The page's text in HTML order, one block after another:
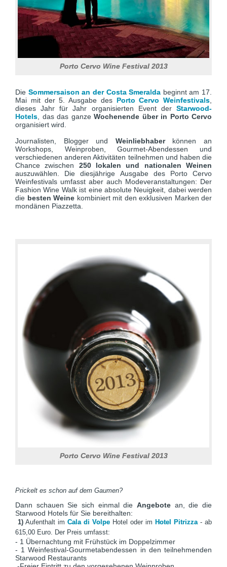
Porto Cervo Wine Festival 2013
Die Sommersaison an der Costa Smeralda beginnt am 17.
Mai mit der 5. Ausgabe des Porto Cervo Weinfestivals
dieses Jahr für Jahr organisierten Event der Starwood-
Hotels , das das ganze Wochenende über in Porto Cervo
organisiert wird.
Journalisten, Blogger und Weinliebhaberkönnen an
Workshops, Weinproben, Gourmet-Abendessen und
verschiedenen anderen Aktivitäten teilnehmen und haben die
Chance zwischen 250 lokalen und nationalen Weinen
auszuwählen. Die diesjährige Ausgabe des Porto Cervo
Weinfestivals umfasst aber auch Modeveranstaltungen: Der
Fashion Wine Walk ist eine absolute Neuigkeit, dabei werden
die besten Weine kombiniert mit den exklusiven Marken der
mondänen Piazzetta.
Porto Cervo Wine Festival 2013
Prickelt es schon auf dem Gaumen?
Dann schauen Sie sich einmal die Angebote an, die die
Starwood Hotels für Sie bereithalten:
1) Aufenthalt im Cala di Volpe Hotel oder im Hotel Pitrizza- ab
615,00 Euro. Der Preis umfasst:
- 1 Übernachtung mit Frühstück im Doppelzimmer
- 1 Weinfestival-Gourmetabendessen in den teilnehmenden
Starwood Restaurants